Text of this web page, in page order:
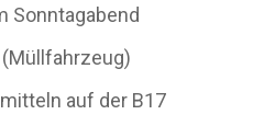
Sonntagabend
auf der B17